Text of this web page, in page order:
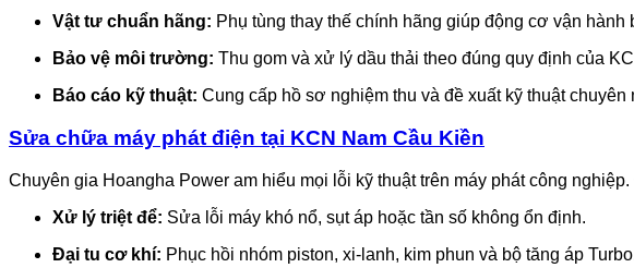
Vật tư chuẩn hãng: Phụ tùng thay thế chính hãng giúp động cơ vận hành
Bảo vệ môi trường: Thu gom và xử lý dầu thải theo đúng quy định của
Báo cáo kỹ thuật: Cung cấp hồ sơ nghiệm thu và đề xuất kỹ thuật chuyên
Sửa chữa máy phát điện tại KCN Nam Cầu Kiền
Chuyên gia Hoangha Power am hiểu mọi lỗi kỹ thuật trên máy phát công
Xử lý triệt để: Sửa lỗi máy khó nổ, sụt áp hoặc tần số không ổn định.
Đại tu cơ khí: Phục hồi nhóm piston, xi-lanh, kim phun và bộ tăng áp